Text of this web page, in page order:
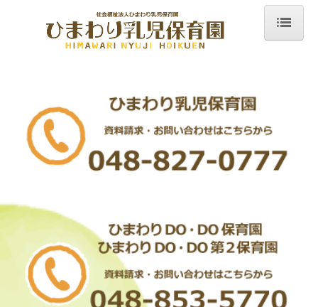
年間行事・イベント
園の一日・生活
入園案内
《正社員》ひまわり乳児保育園 保育士 募集要項
《パート》ひまわり乳児保育園 保育士 募集要項
《正社員》DODO保育園 保育士 募集要項